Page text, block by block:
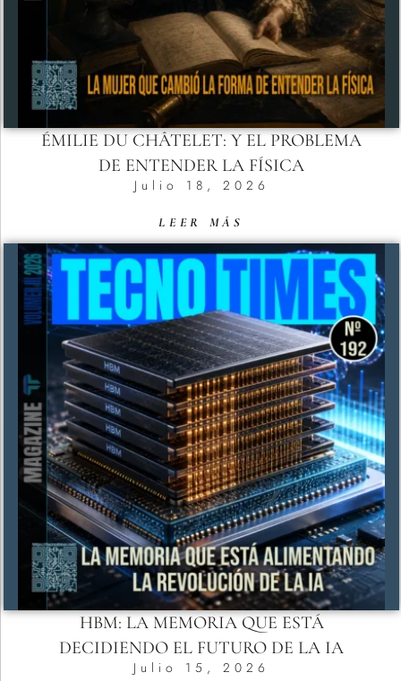
ÉMILIE DU CHÂTELET: Y EL PROBLEMA
DE ENTENDER LA FÍSICA
Julio 18, 2026
LEER MÁS
HBM: LA MEMORIA QUE ESTÁ
DECIDIENDO EL FUTURO DE LA IA
Julio 15, 2026